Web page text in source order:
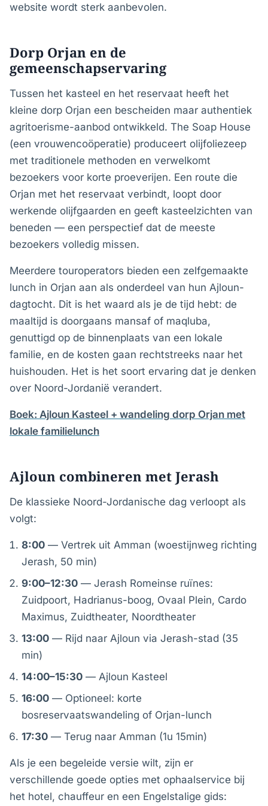
website wordt sterk aanbevolen.
Dorp Orjan en de
gemeenschapservaring
Tussen het kasteel en het reservaat heeft het
kleine dorp Orjan een bescheiden maar authentiek
agritoerisme-aanbod ontwikkeld. The Soap House
(een vrouwencoöperatie) produceert olijfoliezeep
met traditionele methoden en verwelkomt
bezoekers voor korte proeverijen. Een route die
Orjan met het reservaat verbindt, loopt door
werkende olijfgaarden en geeft kasteelzichten van
beneden — een perspectief dat de meeste
bezoekers volledig missen.
Meerdere touroperators bieden een zelfgemaakte
lunch in Orjan aan als onderdeel van hun Ajloun-
dagtocht. Dit is het waard als je de tijd hebt: de
maaltijd is doorgaans mansaf of maqluba,
genuttigd op de binnenplaats van een lokale
familie, en de kosten gaan rechtstreeks naar het
huishouden. Het is het soort ervaring dat je denken
over Noord-Jordanië verandert.
Boek: Ajloun Kasteel + wandeling dorp Orjan met
lokale familielunch
Ajloun combineren met Jerash
De klassieke Noord-Jordanische dag verloopt als
volgt:
8:00 — Vertrek uit Amman (woestijnweg richting
Jerash, 50 min)
9:00–12:30 — Jerash Romeinse ruïnes:
Zuidpoort, Hadrianus-boog, Ovaal Plein, Cardo
Maximus, Zuidtheater, Noordtheater
13:00 — Rijd naar Ajloun via Jerash-stad (35
min)
14:00–15:30 — Ajloun Kasteel
16:00 — Optioneel: korte
bosreservaatswandeling of Orjan-lunch
17:30 — Terug naar Amman (1u 15min)
Als je een begeleide versie wilt, zijn er
verschillende goede opties met ophaalservice bij
het hotel, chauffeur en een Engelstalige gids: